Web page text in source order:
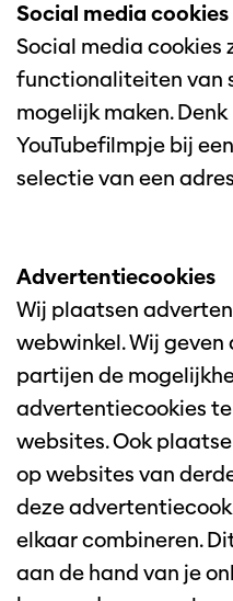
Social media
Social media cookies
functionaliteiten van
mogelijk maken.
YouTubefilmpje bij
selectie van een
Advertentiecookies
Wij plaatsen
webwinkel. Wij
partijen de
advertentiecookies
websites. Ook
op websites van
deze
elkaar combineren.
aan de hand van je